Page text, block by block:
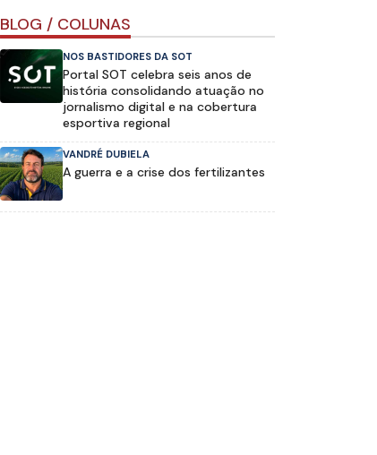
BLOG / COLUNAS
NOS BASTIDORES DA SOT
Portal SOT celebra seis anos de
história consolidando atuação no
jornalismo digital e na cobertura
esportiva regional
VANDRÉ DUBIELA
A guerra e a crise dos fertilizantes